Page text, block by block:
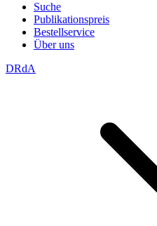
Suche
Publikationspreis
Bestellservice
Über uns
DRdA